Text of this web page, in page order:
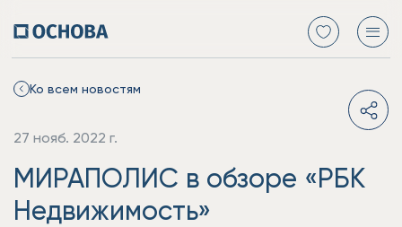
Ко всем новостям
27 нояб. 2022 г.
МИРАПОЛИС в обзоре «РБК
Недвижимость»